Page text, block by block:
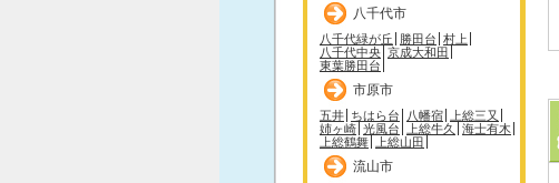
八千代市
八千代緑が丘 勝田台 村上
八千代中央 京成大和田
東葉勝田台
市原市
五井 ちはら台 八幡宿
上総三又
姉ヶ崎 光風台 上総牛久
海士有木
上総鶴舞
上総山田
流山市